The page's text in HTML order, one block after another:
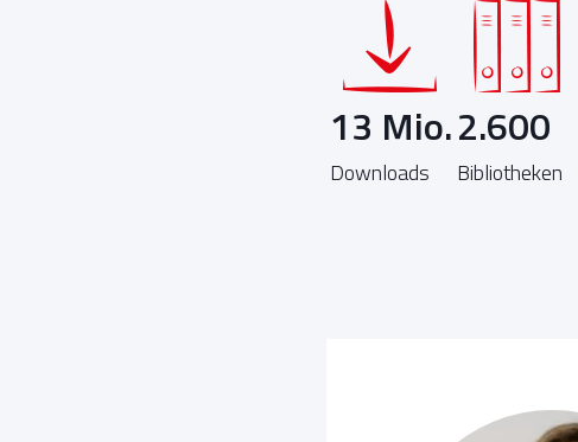
13 Mio.
Downloads
2.600
Bibliotheken